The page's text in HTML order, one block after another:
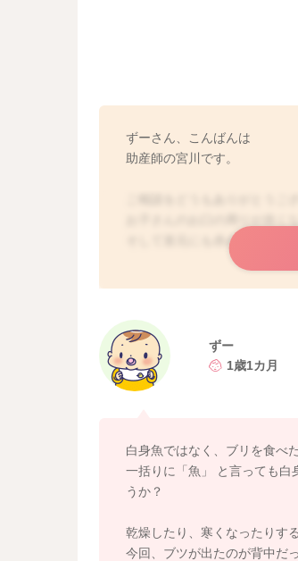
ずーさん、こんばんは
助産師の宮川です。
そして首元にも赤みが出て、
赤みだけでしたら、ワセリン
赤みだけでしたら、それだけ
首元の赤みが何からきている
毎回同じ食べ物を食べること
もしれません。
これまで特にお肌にトラブル
それでもあまり改善しない、
たらと思います。
ずー
1歳1カ月
白身魚ではなく、ブリを食べ
一括りに「魚」 と言っても白
うか？
乾燥したり、寒くなったりす
今回、ブツが出たのが背中だ